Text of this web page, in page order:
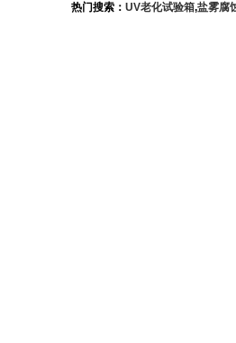
热门搜索： UV老化试验箱,盐雾腐